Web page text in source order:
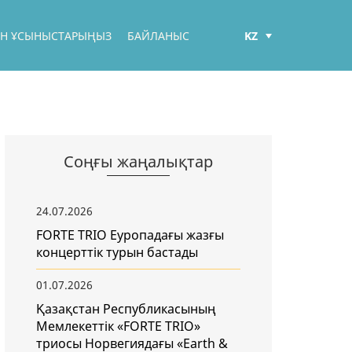
ҰСЫНЫСТАРЫҢЫЗ БАЙЛАНЫС
KZ
Соңғы жаңалықтар
24.07.2026
FORTE TRIO Еуропадағы жазғы
концерттік турын бастады
01.07.2026
Қазақстан Республикасының
Мемлекеттік «FORTE TRIO»
триосы Норвегиядағы «Earth &